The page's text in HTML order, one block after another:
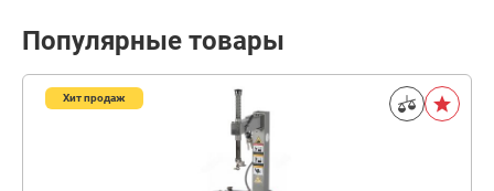
Популярные товары
Хит продаж